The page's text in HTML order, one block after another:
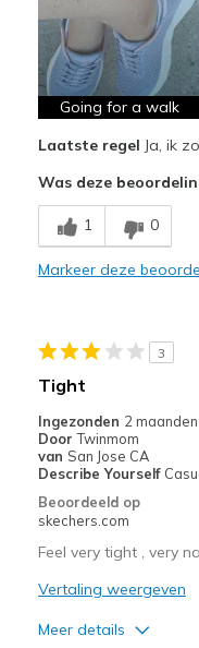
Attractive Design
Breathe Well
Comfortable
Durable
Stylish
Beste toepassingen
Casual Wear
Sizing
Going for a walk
Laatste regel Ja, ik
Was deze
1 0
Markeer deze
3
Tight
Ingezonden 2
Door Twinmom
van San Jose CA
Describe Yourself
Beoordeeld op
skechers.com
Feel very tight , very
Vertaling weergeven
Meer details